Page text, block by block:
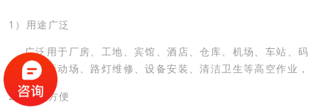
1 ）用途广泛
广泛用于厂房、工地、宾馆、酒店、仓库、机场、车站、码
头、运动场、路灯维修、设备安装、清洁卫生等高空作业，
2 ）使用方便